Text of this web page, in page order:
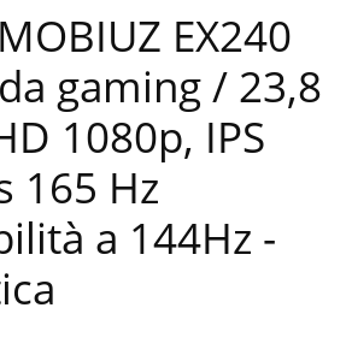
EX240
gaming / 23,8
1080p, IPS
165 Hz
a 144Hz -